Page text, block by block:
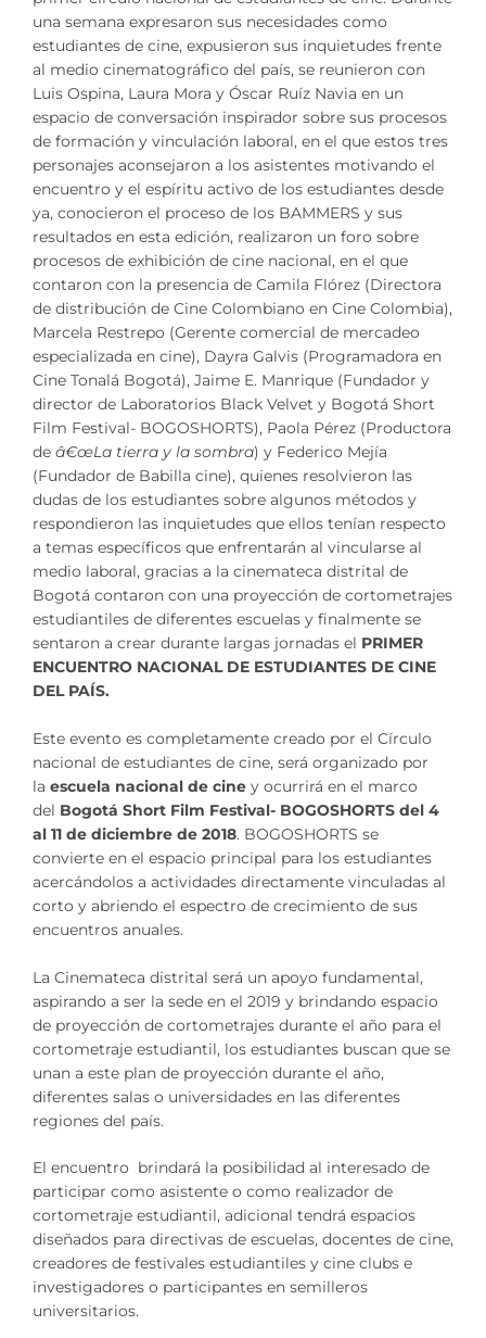
una semana expresaron sus necesidades como
estudiantes de cine, expusieron sus inquietudes frente
al medio cinematográfico del país, se reunieron con
Luis Ospina, Laura Mora y Óscar Ruíz Navia en un
espacio de conversación inspirador sobre sus procesos
de formación y vinculación laboral, en el que estos tres
personajes aconsejaron a los asistentes motivando el
encuentro y el espíritu activo de los estudiantes desde
ya, conocieron el proceso de los BAMMERS y sus
resultados en esta edición, realizaron un foro sobre
procesos de exhibición de cine nacional, en el que
contaron con la presencia de Camila Flórez (Directora
de distribución de Cine Colombiano en Cine Colombia),
Marcela Restrepo (Gerente comercial de mercadeo
especializada en cine), Dayra Galvis (Programadora en
Cine Tonalá Bogotá), Jaime E. Manrique (Fundador y
director de Laboratorios Black Velvet y Bogotá Short
Film Festival- BOGOSHORTS), Paola Pérez (Productora
de â€œLa tierra y la sombra) y Federico Mejía
(Fundador de Babilla cine), quienes resolvieron las
dudas de los estudiantes sobre algunos métodos y
respondieron las inquietudes que ellos tenían respecto
a temas específicos que enfrentarán al vincularse al
medio laboral, gracias a la cinemateca distrital de
Bogotá contaron con una proyección de cortometrajes
estudiantiles de diferentes escuelas y finalmente se
sentaron a crear durante largas jornadas el PRIMER
ENCUENTRO NACIONAL DE ESTUDIANTES DE CINE
DEL PAÍS.
Este evento es completamente creado por el Círculo
nacional de estudiantes de cine, será organizado por
la escuela nacional de cine y ocurrirá en el marco
del Bogotá Short Film Festival- BOGOSHORTS del 4
al 11 de diciembre de 2018. BOGOSHORTS se
convierte en el espacio principal para los estudiantes
acercándolos a actividades directamente vinculadas al
corto y abriendo el espectro de crecimiento de sus
encuentros anuales.
La Cinemateca distrital será un apoyo fundamental,
aspirando a ser la sede en el 2019 y brindando espacio
de proyección de cortometrajes durante el año para el
cortometraje estudiantil, los estudiantes buscan que se
unan a este plan de proyección durante el año,
diferentes salas o universidades en las diferentes
regiones del país.
El encuentro brindará la posibilidad al interesado de
participar como asistente o como realizador de
cortometraje estudiantil, adicional tendrá espacios
diseñados para directivas de escuelas, docentes de cine,
creadores de festivales estudiantiles y cine clubs e
investigadores o participantes en semilleros
universitarios.